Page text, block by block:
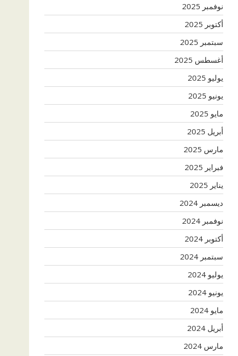
نوفمبر 2025
أكتوبر 2025
سبتمبر 2025
أغسطس 2025
يوليو 2025
يونيو 2025
مايو 2025
أبريل 2025
مارس 2025
فبراير 2025
يناير 2025
ديسمبر 2024
نوفمبر 2024
أكتوبر 2024
سبتمبر 2024
يوليو 2024
يونيو 2024
مايو 2024
أبريل 2024
مارس 2024